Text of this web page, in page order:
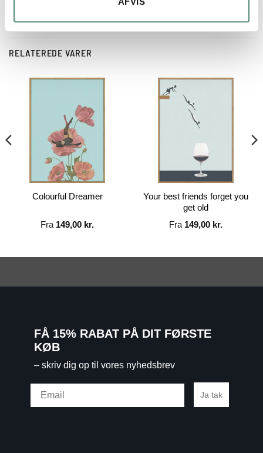
RELATEREDE VARER
Colourful Dreamer
Fra 149,00 kr.
Your best friends forget you
get old
Fra 149,00 kr.
FÅ 15% RABAT PÅ DIT FØRSTE
KØB
– skriv dig op til vores nyhedsbrev
Ja tak